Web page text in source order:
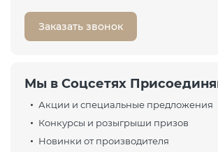
Заказать звонок
Мы в Соцсетях
Акции и специальные предложения
Конкурсы и розыгрыши призов
Новинки от производителя